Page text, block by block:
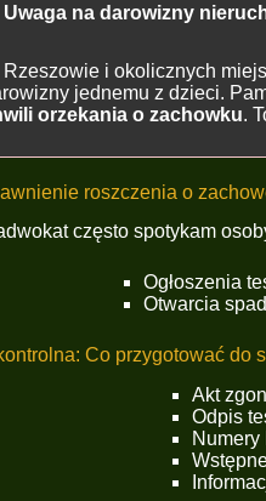
na darowizny
Rzeszowie i okolicznych
jednemu z dzieci.
orzekania o zachowku.
roszczenia o
często spotykam
Ogłoszenia
Otwarcia
Co przygotować do
Akt
Odpis
Numery